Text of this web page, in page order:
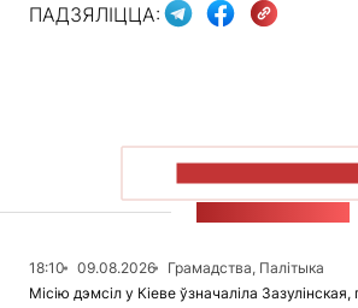
ПАДЗЯЛІЦЦА:
18:10 09.08.2026
Грамадства, Палітыка
Місію дэмсіл у Кіеве ўзначаліла